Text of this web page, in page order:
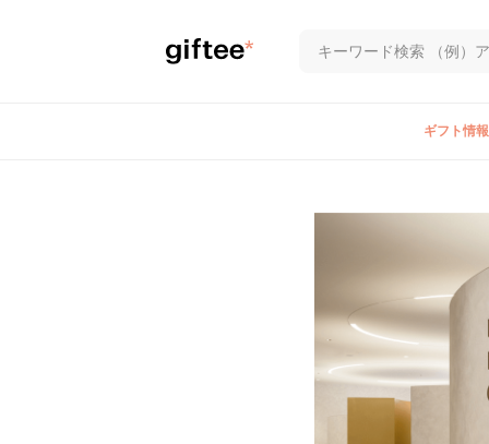
ギフト情報